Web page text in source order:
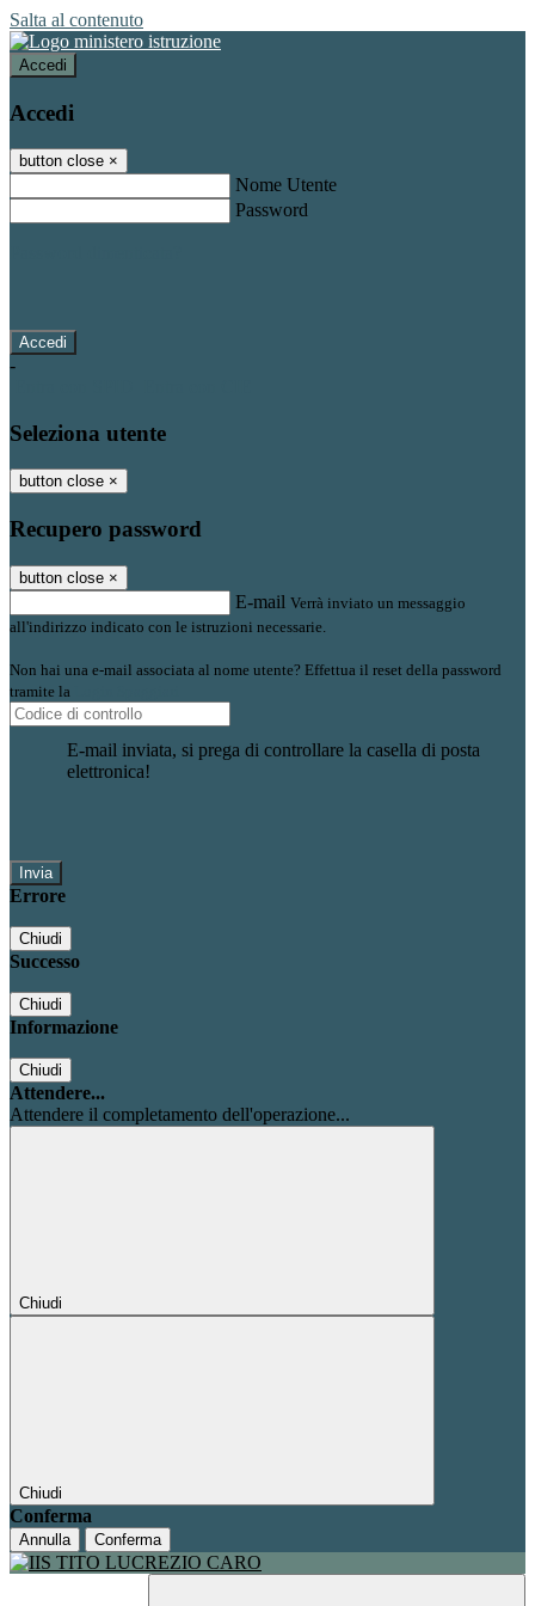
Salta al contenuto
Accedi
Accedi
button close ×
Nome Utente
Password
-
Seleziona utente
button close ×
Recupero password
button close ×
E-mail Verrà inviato un messaggio
all'indirizzo indicato con le istruzioni necessarie.
Non hai una e-mail associata al nome utente? Effettua il reset della password
tramite la
E-mail inviata, si prega di controllare la casella di posta
elettronica!
Errore
Chiudi
Successo
Chiudi
Informazione
Chiudi
Attendere...
Attendere il completamento dell'operazione...
Chiudi
Chiudi
Conferma
Annulla Conferma